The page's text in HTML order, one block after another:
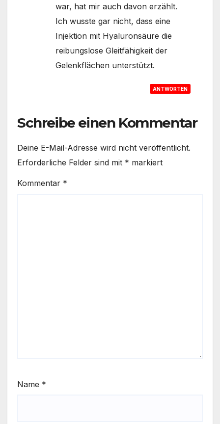
war, hat mir auch davon erzählt.
Ich wusste gar nicht, dass eine
Injektion mit Hyaluronsäure die
reibungslose Gleitfähigkeit der
Gelenkflächen unterstützt.
ANTWORTEN
Schreibe einen Kommentar
Deine E-Mail-Adresse wird nicht veröffentlicht.
Erforderliche Felder sind mit * markiert
Kommentar *
Name *